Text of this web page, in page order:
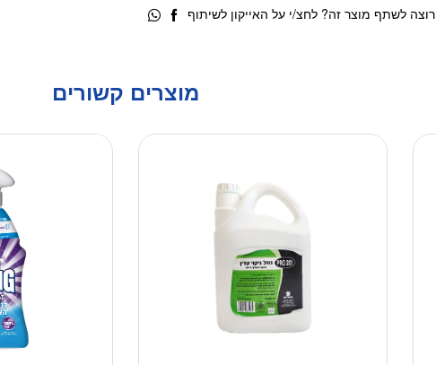
רוצה לשתף מוצר זה? לחצ/י על האייקון לשיתוף
מוצרים קשורים